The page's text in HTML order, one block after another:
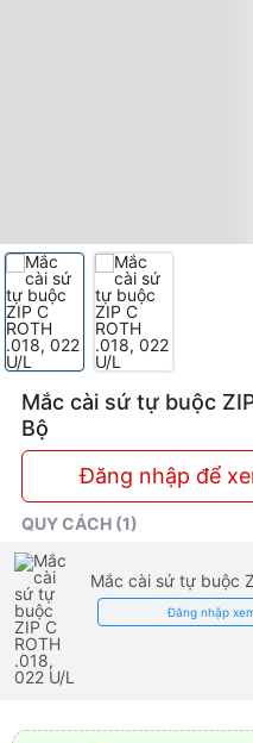
Mắc cài sứ tự buộc
Bộ
Đăng nhập để
QUY CÁCH (1)
Mắc cài sứ tự buộc
Đăng nhập